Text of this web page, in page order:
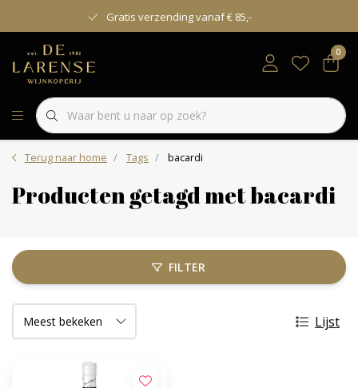
Gratis verzending vanaf € 85,-
0
Terug naar home Tags bacardi
Producten getagd met bacardi
FILTER
Lijst